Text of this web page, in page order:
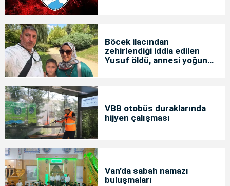
Böcek ilacından
zehirlendiği iddia edilen
Yusuf öldü, annesi yoğun
VBB otobüs duraklarında
hijyen çalışması
Van’da sabah namazı
buluşmaları